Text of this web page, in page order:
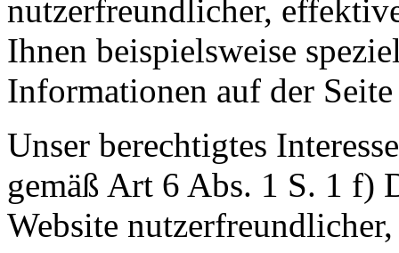
nutzerfreundlicher,
Ihnen beispielsweise
Informationen auf der
Unser berechtigtes
gemäß Art 6 Abs. 1 S. 1 f)
Website